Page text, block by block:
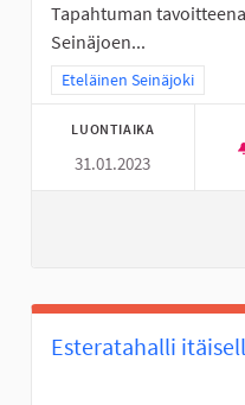
Tapahtuman
Seinäjoen...
Rajaa tulokset teeman
Eteläinen Seinäjoki
LUONTIAIKA
31.01.2023
Esteratahalli